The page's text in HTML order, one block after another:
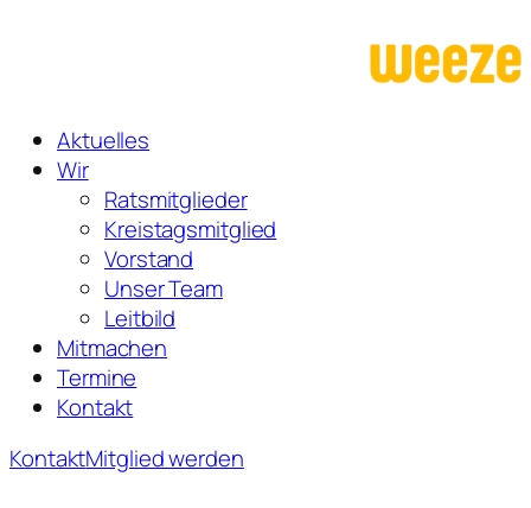
Aktuelles
Wir
Ratsmitglieder
Kreistagsmitglied
Vorstand
Unser Team
Leitbild
Mitmachen
Termine
Kontakt
KontaktMitglied werden